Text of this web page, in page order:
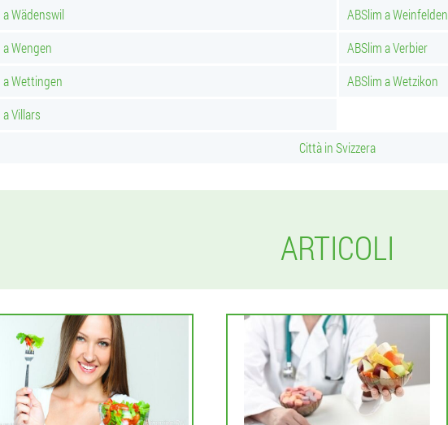
Wädenswil
ABSlim a Weinfelden
Wengen
ABSlim a Verbier
a Wettingen
ABSlim a Wetzikon
Villars
Città in Svizzera
ARTICOLI